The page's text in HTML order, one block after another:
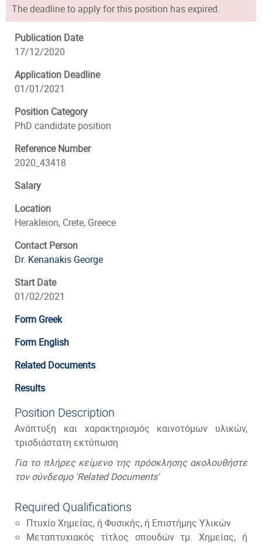
The deadline to apply for this position has expired.
Publication Date
17/12/2020
Application Deadline
01/01/2021
Position Category
PhD candidate position
Reference Number
2020_43418
Salary
Location
Herakleion, Crete, Greece
Contact Person
Dr. Kenanakis George
Start Date
01/02/2021
Form Greek
Form English
Related Documents
Results
Position Description
Ανάπτυξη και χαρακτηρισμός καινοτόμων υλικών,
τρισδιάστατη εκτύπωση
Για το πλήρες κείμενο της πρόσκλησης ακολουθήστε
τον σύνδεσμο 'Related Documents'
Required Qualifications
Πτυχίο Χημείας, ή Φυσικής, ή Επιστήμης Υλικών
Μεταπτυχιακός τίτλος σπουδών τμ. Χημείας, ή